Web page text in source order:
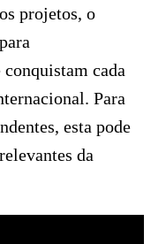
projetos, o
cada
Para
esta pode
da